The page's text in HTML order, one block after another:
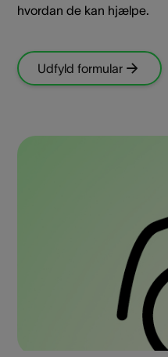
hvordan de kan hjælpe.
Udfyld formular